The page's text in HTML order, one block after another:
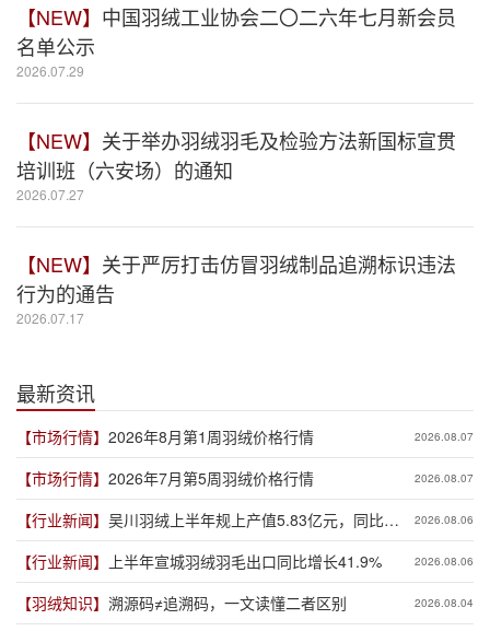
【NEW】 中国羽绒工业协会二〇二六年七月新会员
名单公示
2026.07.29
【NEW】 关于举办羽绒羽毛及检验方法新国标宣贯
培训班（六安场）的通知
2026.07.27
【NEW】 关于严厉打击仿冒羽绒制品追溯标识违法
行为的通告
2026.07.17
最新资讯
【市场行情】 2026年8月第1周羽绒价格行情 2026.08.07
【市场行情】 2026年7月第5周羽绒价格行情 2026.08.07
【行业新闻】 吴川羽绒上半年规上产值5.83亿元，同比增
长19.3%
2026.08.06
【行业新闻】 上半年宣城羽绒羽毛出口同比增长41.9% 2026.08.06
【羽绒知识】 溯源码≠追溯码，一文读懂二者区别 2026.08.04